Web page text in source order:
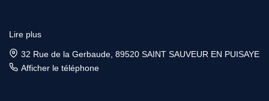
Lire plus
32 Rue de la Gerbaude, 89520 SAINT SAUVEUR EN PUISAYE
Afficher le téléphone